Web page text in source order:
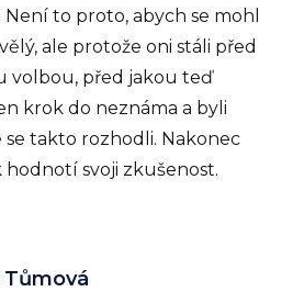
to proto, abych se mohl
ale protože oni stáli před
volbou, před jakou teď
krok do neznáma a byli
se takto rozhodli. Nakonec
hodnotí svoji zkušenost.
Tůmová